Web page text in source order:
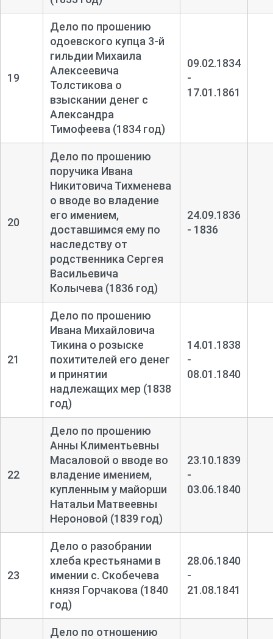
19
Дело по прошению
одоевского купца 3-й
гильдии Михаила
Алексеевича
Толстикова о
взыскании денег с
Александра
Тимофеева (1834 год)
09.02.1834
-
17.01.1861
20
Дело по прошению
поручика Ивана
Никитовича Тихменева
о вводе во владение
его имением,
доставшимся ему по
наследству от
родственника Сергея
Васильевича
Колычева (1836 год)
24.09.1836
- 1836
21
Дело по прошению
Ивана Михайловича
Тикина о розыске
похитителей его денег
и принятии
надлежащих мер (1838
год)
14.01.1838
-
08.01.1840
22
Дело по прошению
Анны Климентьевны
Масаловой о вводе во
владение имением,
купленным у майорши
Натальи Матвеевны
Нероновой (1839 год)
23.10.1839
-
03.06.1840
23
Дело о разобрании
хлеба крестьянами в
имении с. Скобечева
князя Горчакова (1840
год)
28.06.1840
-
21.08.1841
Дело по отношению